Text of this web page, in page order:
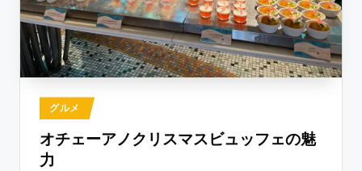
Posted
in
グルメ
オチェーアノクリスマスビュッフェの魅
力